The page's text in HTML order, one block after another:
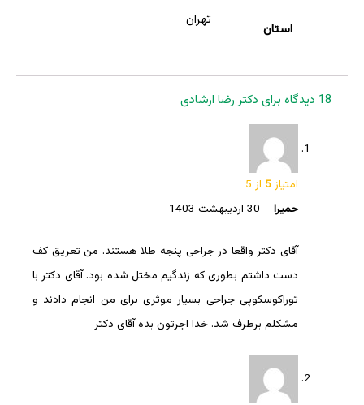
استان
تهران
18 دیدگاه برای دکتر رضا ارشادی
امتیاز5 از 5
حمیرا – 30 اردیبهشت 1403
آقای دکتر واقعا در جراحی پنجه طلا هستند. من تعریق کف
دست داشتم بطوری که زندگیم مختل شده بود. آقای دکتر با
توراکوسکوپی جراحی بسیار موثری برای من انجام دادند و
مشکلم برطرف شد. خدا اجرتون بده آقای دکتر